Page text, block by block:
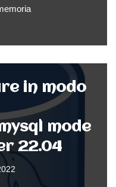
in modo
mode
22.04